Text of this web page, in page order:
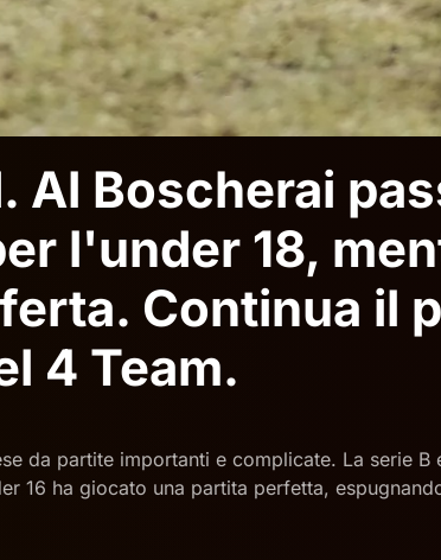
Boscherai
l'under 18,
Continua il
4 Team.
da partite importanti e complicate. La serie B
16 ha giocato una partita perfetta,